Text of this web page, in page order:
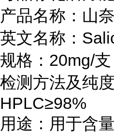
产品名称：山
英文名称：
规格：20mg/支
检测方法及纯度
HPLC≥98%
用途：用于含